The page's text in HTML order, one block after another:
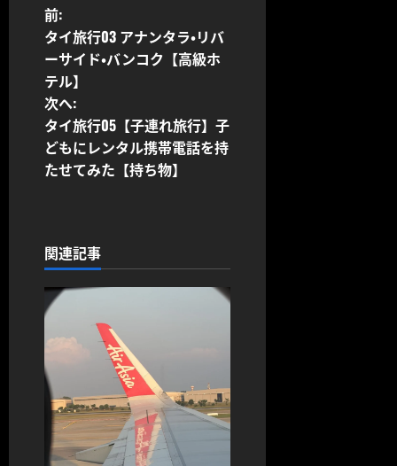
投
稿
ナ
ビ
ゲ
シ
ョ
ン
前:
タイ旅行03 アナンタラ・リバ
ーサイド・バンコク【高級ホ
テル】
次へ:
タイ旅行05【子連れ旅行】子
どもにレンタル携帯電話を持
たせてみた【持ち物】
関連記事